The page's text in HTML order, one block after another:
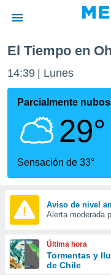
de
por
se
calidad.
a este
las
y
forma
digital
basada
El Tiempo en
14:39 Lunes
Parcialmente
29°
Sensación de 33°
Aviso de nivel
Alerta moderada
Última hora
Tormentas y
de Chile